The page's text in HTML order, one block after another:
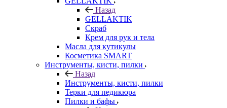
Назад
GELLAKTIK
Скраб
Крем для рук и тела
Масла для кутикулы
Косметика SMART
Инструменты, кисти, пилки
Назад
Инструменты, кисти, пилки
Терки для педикюра
Пилки и бафы